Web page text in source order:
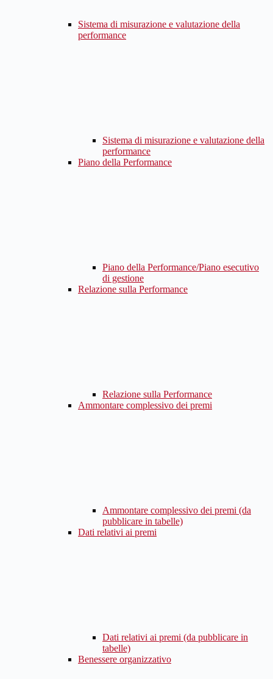
Sistema di misurazione e valutazione della
performance
Sistema di misurazione e valutazione della
performance
Piano della Performance
Piano della Performance/Piano esecutivo
di gestione
Relazione sulla Performance
Relazione sulla Performance
Ammontare complessivo dei premi
Ammontare complessivo dei premi (da
pubblicare in tabelle)
Dati relativi ai premi
Dati relativi ai premi (da pubblicare in
tabelle)
Benessere organizzativo